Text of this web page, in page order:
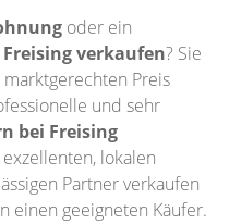
oder ein
verkaufen? Sie
Preis
und sehr
bei Freising
lokalen
Partner verkaufen
einen geeigneten Käufer.